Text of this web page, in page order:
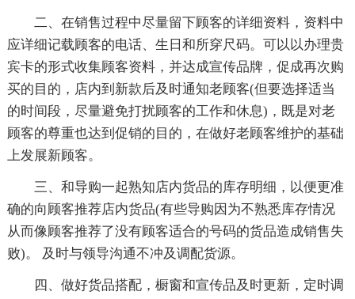
二、在销售过程中尽量留下顾客的详细资料，资料中
应详细记载顾客的电话、生日和所穿尺码。可以以办理贵
宾卡的形式收集顾客资料，并达成宣传品牌，促成再次购
买的目的，店内到新款后及时通知老顾客(但要选择适当
的时间段，尽量避免打扰顾客的工作和休息)，既是对老
顾客的尊重也达到促销的目的，在做好老顾客维护的基础
上发展新顾客。
三、和导购一起熟知店内货品的库存明细，以便更准
确的向顾客推荐店内货品(有些导购因为不熟悉库存情况
从而像顾客推荐了没有顾客适合的号码的货品造成销售失
败)。 及时与领导沟通不冲及调配货源。
四、做好货品搭配，橱窗和宣传品及时更新，定时调